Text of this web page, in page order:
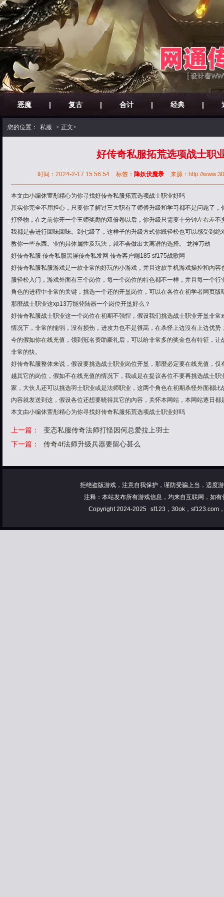
恶魔 | 复古 | 合计 | 经典 |
您的位置： 私服 > 正文>
好传奇私服拓荒选项战士职
时间：2024-2-17 15:56:54 标签： 降妖伏魔录 来源：http://
本文由小编休萱彤精心为你寻找好传奇私服拓荒选项战士职业好吗
其实你完全不用担心，只要你了解过三大职有了师傅升级和学习都不是问题了
打怪物，在之前你开一个王师奖励的双倍卷以后，你升级只需要十分钟左右差
我都是会进行回味回味。到七级了，这样子的升级方式你既轻松也可以感受到
教你一些东西。业的具体属性及玩法，就不会做出太离谱的选择。 龙神万劫
好传奇私服 传奇私服黑屏传奇私发网 传奇客户端185 sf175战歌网
好传奇私服私服游戏是一款非常的好玩的小游戏，并且这款手机游戏操控和內
服轻松入门，游戏外面有三个岗位，每一个岗位的特色都不一样，并且每一个
角色的进程中非常的关键，挑选一个还的开垦岗位，可以在各位在初学者网页
那麼战士职业这xp13万能登陆器一个岗位开垦好么？
好传奇私服战士职业这一个岗位在初期不强悍，假设我们挑选战士职业开垦非
情况下，非常的懦弱，没有损伤，进攻力也不是很高，在杀怪上边沒有上边优
今的假如你在线充值，领到冠名资助豪礼后，可以给非常多的奖金也有特征，
非常的快。
好传奇私服整体来说，假设要挑选战士职业岗位开垦，那麼必定要在线充值，
越其它的岗位，假如不在线充值的情况下，我或是在提议各位不要再挑选战士
家，大伙儿还可以挑选羽士职业或是法师职业，这两个角色在初期杀怪外面都
内容就发送到这，假设各位还想要晓得其它的內容，关怀本网站，本网站逐日
本文由小编休萱彤精心为你寻找好传奇私服拓荒选项战士职业好吗
上一篇：
变态私服传奇法师打怪因何总爱拉上羽士
下一篇：
传奇4f法师升级兵器要留心甚么
拒绝盗版游戏，注意自我保护，谨防受骗上当，适度
注释：本站发布所有游戏信息，均来自互联网，如
Copyright 2024-2025
sf123，30ok，sf123.com